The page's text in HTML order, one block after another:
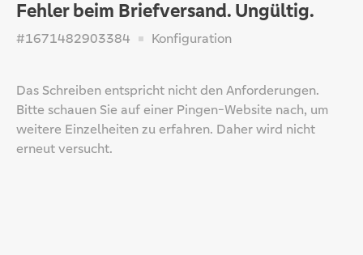
Fehler beim Briefversand. Ungültig.
#1671482903384 Konfiguration
Das Schreiben entspricht nicht den Anforderungen.
Bitte schauen Sie auf einer Pingen-Website nach, um
weitere Einzelheiten zu erfahren. Daher wird nicht
erneut versucht.